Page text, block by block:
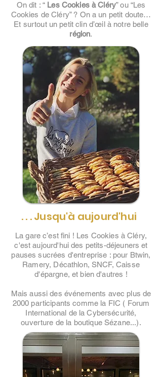
On dit : “ Les Cookies à Cléry” ou “Les
Cookies de Cléry” ? On a un petit doute…
Et surtout un petit clin d’œil à notre belle
région.
. . . Jusqu'à aujourd'hui
La gare c’est fini ! Les Cookies à Cléry,
c'est aujourd'hui des petits-déjeuners et
pauses sucrées d'entreprise : pour Btwin,
Ramery, Décathlon, SNCF, Caisse
d'épargne, et bien d'autres !
Mais aussi des événements avec plus de
2000 participants comme la FIC ( Forum
International de la Cybersécurité,
ouverture de la boutique Sézane...).